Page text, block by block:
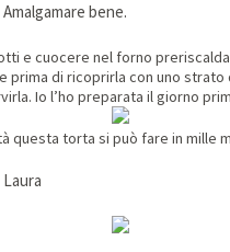
bene.
e cuocere nel forno
di ricoprirla con uno strato
Io l’ho preparata il giorno
questa torta si può fare in mille